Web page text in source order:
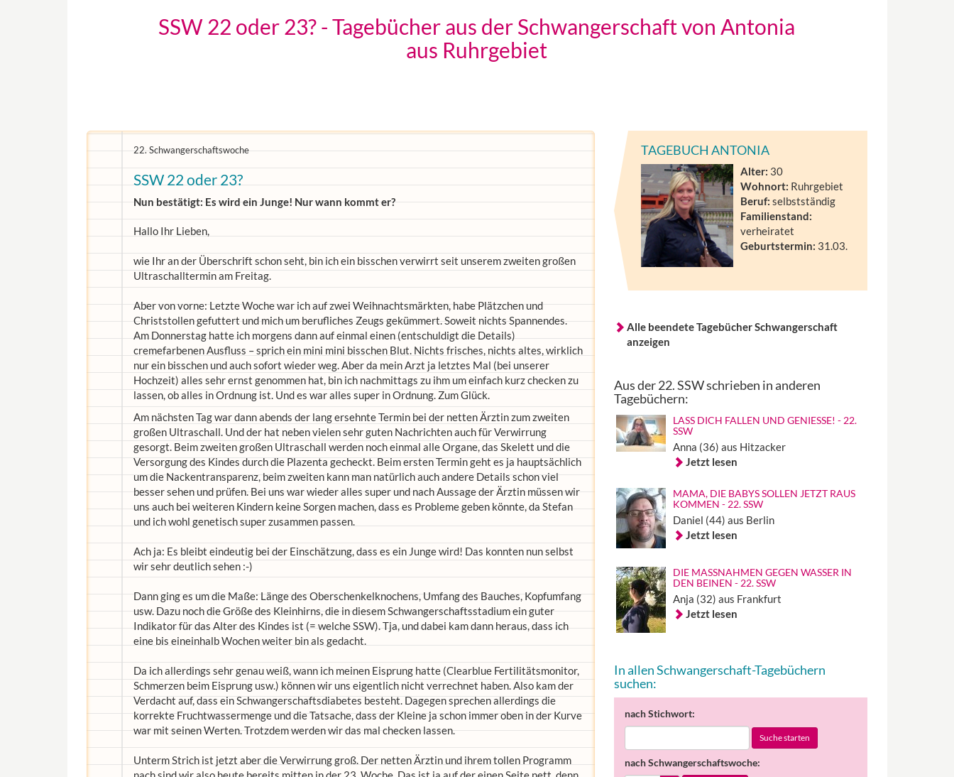
SSW 22 oder 23? - Tagebücher aus der Schwangerschaft von Antonia
aus Ruhrgebiet
22. Schwangerschaftswoche
SSW 22 oder 23?
Nun bestätigt: Es wird ein Junge! Nur wann kommt er?
Hallo Ihr Lieben,
wie Ihr an der Überschrift schon seht, bin ich ein bisschen verwirrt seit unserem zweiten großen
Ultraschalltermin am Freitag.
Aber von vorne: Letzte Woche war ich auf zwei Weihnachtsmärkten, habe Plätzchen und
Christstollen gefuttert und mich um berufliches Zeugs gekümmert. Soweit nichts Spannendes.
Am Donnerstag hatte ich morgens dann auf einmal einen (entschuldigt die Details)
cremefarbenen Ausfluss – sprich ein mini mini bisschen Blut. Nichts frisches, nichts altes, wirklich
nur ein bisschen und auch sofort wieder weg. Aber da mein Arzt ja letztes Mal (bei unserer
Hochzeit) alles sehr ernst genommen hat, bin ich nachmittags zu ihm um einfach kurz checken zu
lassen, ob alles in Ordnung ist. Und es war alles super in Ordnung. Zum Glück.
Am nächsten Tag war dann abends der lang ersehnte Termin bei der netten Ärztin zum zweiten
großen Ultraschall. Und der hat neben vielen sehr guten Nachrichten auch für Verwirrung
gesorgt. Beim zweiten großen Ultraschall werden noch einmal alle Organe, das Skelett und die
Versorgung des Kindes durch die Plazenta gecheckt. Beim ersten Termin geht es ja hauptsächlich
um die Nackentransparenz, beim zweiten kann man natürlich auch andere Details schon viel
besser sehen und prüfen. Bei uns war wieder alles super und nach Aussage der Ärztin müssen wir
uns auch bei weiteren Kindern keine Sorgen machen, dass es Probleme geben könnte, da Stefan
und ich wohl genetisch super zusammen passen.
Ach ja: Es bleibt eindeutig bei der Einschätzung, dass es ein Junge wird! Das konnten nun selbst
wir sehr deutlich sehen :-)
Dann ging es um die Maße: Länge des Oberschenkelknochens, Umfang des Bauches, Kopfumfang
usw. Dazu noch die Größe des Kleinhirns, die in diesem Schwangerschaftsstadium ein guter
Indikator für das Alter des Kindes ist (= welche SSW). Tja, und dabei kam dann heraus, dass ich
eine bis eineinhalb Wochen weiter bin als gedacht.
Da ich allerdings sehr genau weiß, wann ich meinen Eisprung hatte (Clearblue Fertilitätsmonitor,
Schmerzen beim Eisprung usw.) können wir uns eigentlich nicht verrechnet haben. Also kam der
Verdacht auf, dass ein Schwangerschaftsdiabetes besteht. Dagegen sprechen allerdings die
korrekte Fruchtwassermenge und die Tatsache, dass der Kleine ja schon immer oben in der Kurve
war mit seinen Werten. Trotzdem werden wir das mal checken lassen.
Unterm Strich ist jetzt aber die Verwirrung groß. Der netten Ärztin und ihrem tollen Programm
TAGEBUCH ANTONIA
Alter: 30
Wohnort: Ruhrgebiet
Beruf: selbstständig
Familienstand:
verheiratet
Geburtstermin: 31.03.
Alle beendete Tagebücher Schwangerschaft
anzeigen
Aus der 22. SSW schrieben in anderen
Tagebüchern:
LASS DICH FALLEN UND GENIESSE! - 22. S
SW
Anna (36) aus Hitzacker
Jetzt lesen
MAMA, DIE BABYS SOLLEN JETZT RAUS
KOMMEN - 22. SSW
Daniel (44) aus Berlin
Jetzt lesen
DIE MASSNAHMEN GEGEN WASSER IN D
EN BEINEN - 22. SSW
Anja (32) aus Frankfurt
Jetzt lesen
In allen Schwangerschaft-Tagebüchern
suchen:
nach Stichwort:
Suche starten
nach Schwangerschaftswoche: